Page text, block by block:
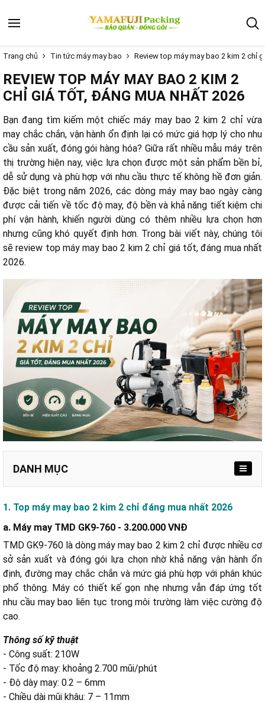
Trang chủ Tin tức máy may bao Review top máy may bao 2 kim 2 chỉ
REVIEW TOP MÁY MAY BAO 2 KIM 2
CHỈ GIÁ TỐT, ĐÁNG MUA NHẤT 2026
Bạn đang tìm kiếm một chiếc máy may bao 2 kim 2 chỉ vừa
may chắc chắn, vận hành ổn định lại có mức giá hợp lý cho nhu
cầu sản xuất, đóng gói hàng hóa? Giữa rất nhiều mẫu máy trên
thị trường hiện nay, việc lựa chọn được một sản phẩm bền bỉ,
dễ sử dụng và phù hợp với nhu cầu thực tế không hề đơn giản.
Đặc biệt trong năm 2026, các dòng máy may bao ngày càng
được cải tiến về tốc độ may, độ bền và khả năng tiết kiệm chi
phí vận hành, khiến người dùng có thêm nhiều lựa chọn hơn
nhưng cũng khó quyết định hơn. Trong bài viết này, chúng tôi
sẽ review top máy may bao 2 kim 2 chỉ giá tốt, đáng mua nhất
2026.
DANH MỤC
b. Máy may bao bì GK26-22 - 4.500.000 VNĐ
c. Máy may bao cầm tay NP-3II
a. Chọn theo quy mô sản xuất
Quy mô nhỏ và vừa
Quy mô công nghiệp
b. Chọn theo loại bao bì sử dụng
d. Quan tâm đến phụ tùng và bảo hành
1. Top máy may bao 2 kim 2 chỉ đáng mua nhất 2026
a. Máy may TMD GK9-760 - 3.200.000 VNĐ
TMD GK9-760 là dòng máy may bao 2 kim 2 chỉ được nhiều cơ
sở sản xuất và đóng gói lựa chọn nhờ khả năng vận hành ổn
định, đường may chắc chắn và mức giá phù hợp với phân khúc
phổ thông. Máy có thiết kế gọn nhẹ nhưng vẫn đáp ứng tốt
nhu cầu may bao liên tục trong môi trường làm việc cường độ
cao.
Thông số kỹ thuật
- Công suất: 210W
- Tốc độ may: khoảng 2.700 mũi/phút
- Độ dày may: 0.2 – 6mm
- Chiều dài mũi khâu: 7 – 11mm